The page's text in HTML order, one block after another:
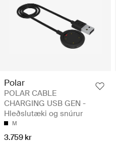
Polar
POLAR CABLE
CHARGING USB GEN -
Hleðslutæki og snúrur
M
3.759 kr